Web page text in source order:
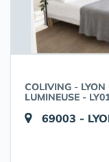
COLIVING -
LUMINEUSE -
69003 -